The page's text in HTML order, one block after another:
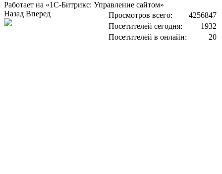
Работает на «1С-Битрикс: Управление сайтом»
Просмотров всего:
4256847
Посетителей сегодня:
1932
Посетителей в онлайн:
20
Назад Вперед